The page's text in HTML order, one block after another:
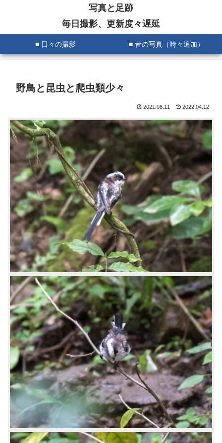
写真と足跡
毎日撮影、更新度々遅延
■ 日々の撮影 ■ 昔の写真（時々追加）
野鳥と昆虫と爬虫類少々
2021.08.11 2022.04.12